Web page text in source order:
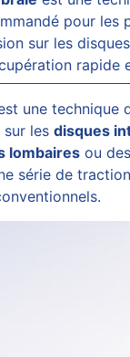
pour
sur les
rapide
une technique
sur lesdisques
lombaires ou
série de